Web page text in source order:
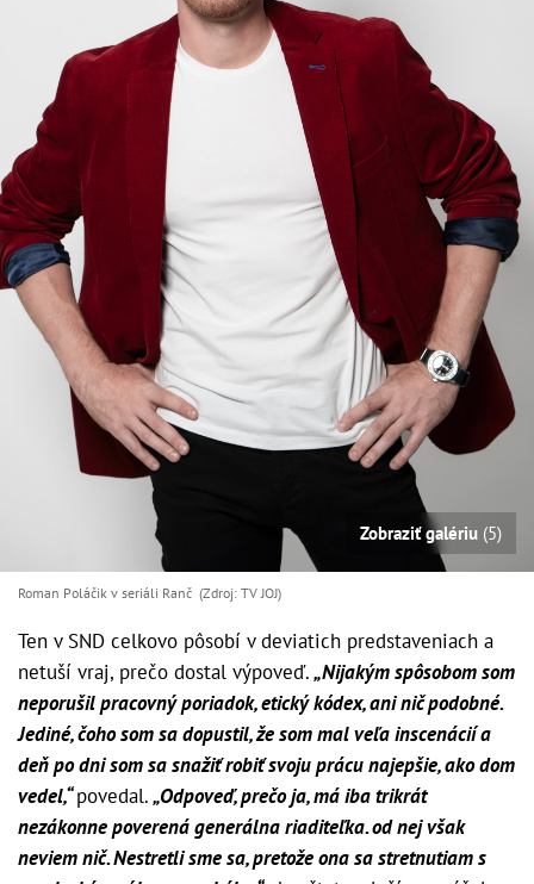
Zobraziť galériu (5)
Roman Poláčik v seriáli Ranč (Zdroj: TV JOJ)
Ten v SND celkovo pôsobí v deviatich predstaveniach a
netuší vraj, prečo dostal výpoveď.„Nijakým spôsobom som
neporušil pracovný poriadok, etický kódex, ani nič podobné.
Jediné, čoho som sa dopustil, že som mal veľa inscenácií a
deň po dni som sa snažiť robiť svoju prácu najepšie, ako dom
vedel,“povedal.„Odpoveď, prečo ja, má iba trikrát
nezákonne poverená generálna riaditeľka. od nej však
neviem nič. Nestretli sme sa, pretože ona sa stretnutiam s